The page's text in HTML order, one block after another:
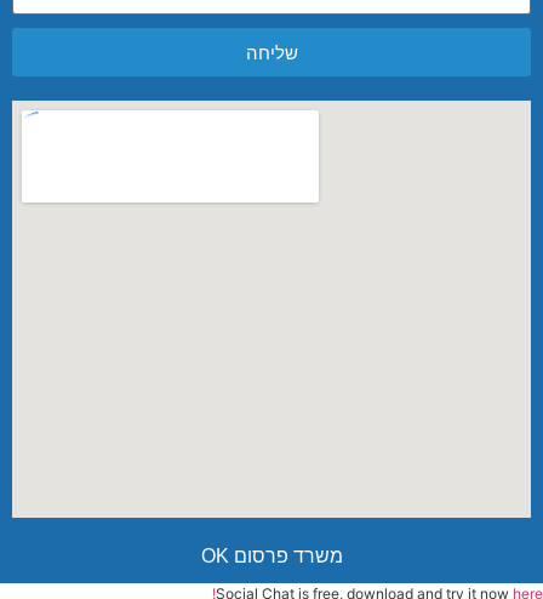
שליחה
משרד פרסום OK
Social Chat is free, download and try it now here!